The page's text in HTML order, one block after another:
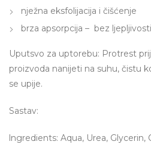
nježna eksfolijacija i čišćenje
brza apsorpcija – bez ljepljivosti
Uputsvo za uptorebu: Protrest
proizvoda nanijeti na suhu, čistu
se upije.
Sastav:
lngredients: Aqua, Urea, Glycerin,